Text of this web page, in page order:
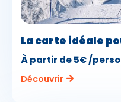
La carte idéale
À partir de 5€ /
Découvrir